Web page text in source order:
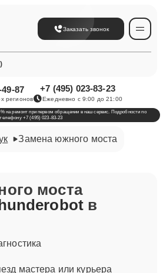
Заказать звонок
87
регионов
+7 (495) 023-83-23
Ежедневно с 9:00 до 21:00
на ремонт при первом обращении в наш сервис. Подробности по
телефону +7 (495) 023-83-23
Замена южного моста
моста
в
мастера или курьера